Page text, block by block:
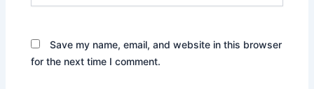
Save my name, email, and website in this browser
for the next time I comment.